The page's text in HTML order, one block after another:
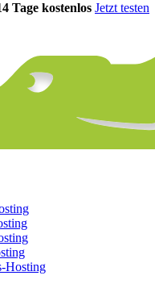
Tage kostenlos Jetzt testen
Hosting